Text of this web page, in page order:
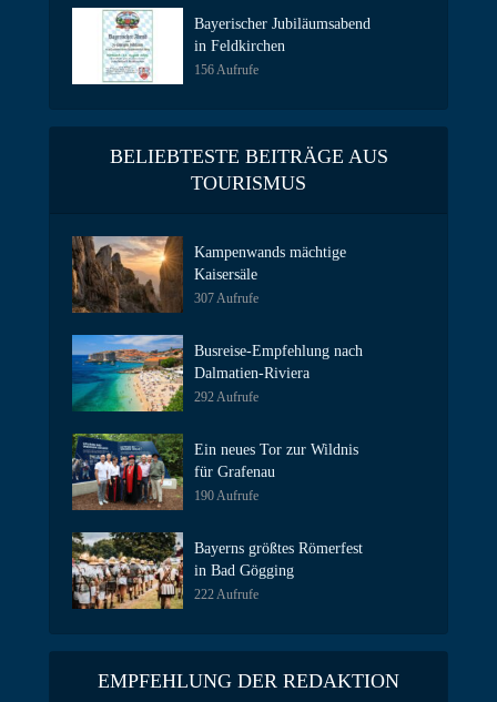
Bayerischer Jubiläumsabend
in Feldkirchen
156 Aufrufe
BELIEBTESTE BEITRÄGE AUS
TOURISMUS
Kampenwands mächtige
Kaisersäle
307 Aufrufe
Busreise-Empfehlung nach
Dalmatien-Riviera
292 Aufrufe
Ein neues Tor zur Wildnis
für Grafenau
190 Aufrufe
Bayerns größtes Römerfest
in Bad Gögging
222 Aufrufe
EMPFEHLUNG DER REDAKTION